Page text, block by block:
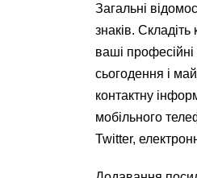
Загальні
знаків.
ваші
сьогодення і
контактну
мобільного
Twitter,